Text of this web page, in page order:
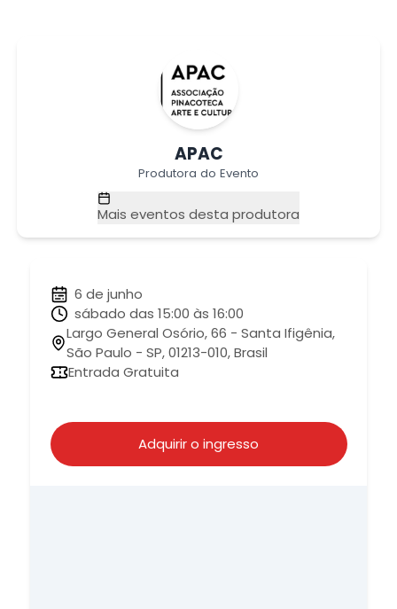
APAC
Produtora do Evento
Mais eventos desta produtora
6 de junho
sábado das 15:00 às 16:00
Largo General Osório, 66 - Santa Ifigênia,
São Paulo - SP, 01213-010, Brasil
Entrada Gratuita
Adquirir o ingresso